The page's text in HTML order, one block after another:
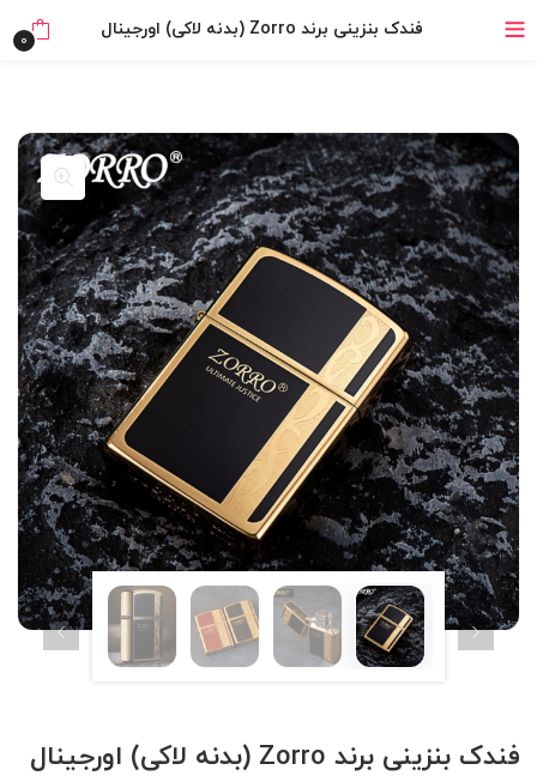
خرید قسطی با ترب‌پیفندک بنزینی برند Zorro (بدنه لاکی) اورجینال 0
فندک بنزینی برند Zorro (بدنه لاکی) اورجینال